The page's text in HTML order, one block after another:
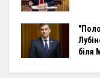
біля